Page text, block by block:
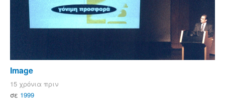
Image
15 χρόνια πριν
σε 1999